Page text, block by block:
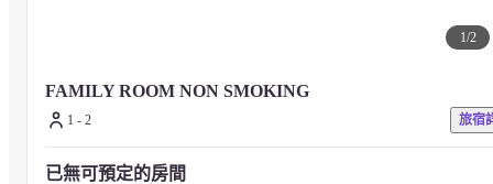
1/2
FAMILY ROOM NON SMOKING
1 - 2 旅宿
已無可預定的房間